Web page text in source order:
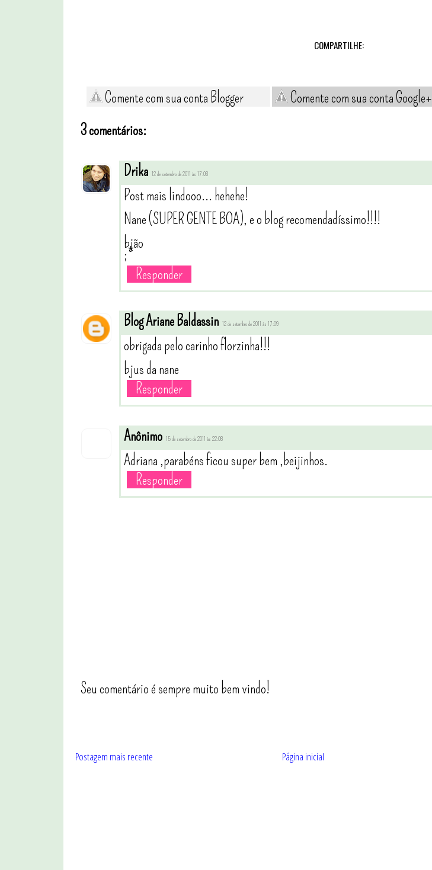
COMPARTILHE:
Comente com sua conta Blogger
Comente com sua conta Google+
3 comentários:
Drika 12 de setembro de 2011 às 17:08
Post mais lindooo... hehehe!
Nane (SUPER GENTE BOA), e o blog recomendadíssimo!!!!
bjão
;*
Responder
Blog Ariane Baldassin 12 de setembro de 2011 às 17:09
obrigada pelo carinho florzinha!!!
bjus da nane
Responder
Anônimo 15 de setembro de 2011 às 22:08
Adriana ,parabéns ficou super bem ,beijinhos.
Responder
Seu comentário é sempre muito bem vindo!
Postagem mais recente Página inicial